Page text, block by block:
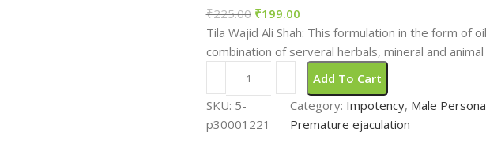
₹225.00 ₹199.00
Tila Wajid Ali Shah: This formulation in the form of
combination of serveral herbals, mineral and animal
Add To Cart
SKU: 5-
p30001221
Category: Impotency, Male
Premature ejaculation